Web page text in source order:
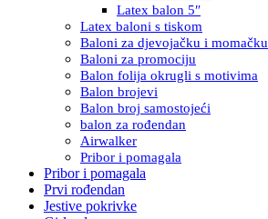
Latex balon 5″
Latex baloni s tiskom
Baloni za djevojačku i momačku
Baloni za promociju
Balon folija okrugli s motivima
Balon brojevi
Balon broj samostojeći
balon za rođendan
Airwalker
Pribor i pomagala
Pribor i pomagala
Prvi rođendan
Jestive pokrivke